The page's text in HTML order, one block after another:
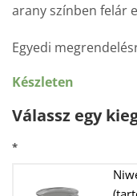
arany színben felár
Egyedi
Készleten
Válassz egy
*